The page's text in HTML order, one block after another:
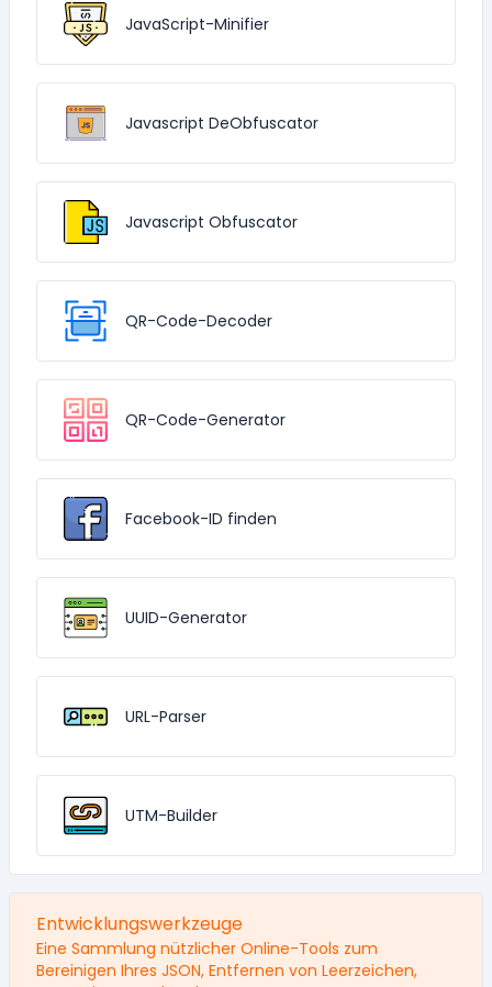
JavaScript-Minifier
Javascript DeObfuscator
Javascript Obfuscator
QR-Code-Decoder
QR-Code-Generator
Facebook-ID finden
UUID-Generator
URL-Parser
UTM-Builder
Entwicklungswerkzeuge
Eine Sammlung nützlicher Online-Tools zum
Bereinigen Ihres JSON, Entfernen von Leerzeichen,